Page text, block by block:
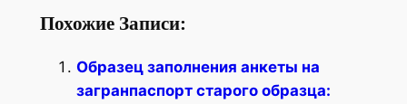
Похожие Записи:
Образец заполнения анкеты на
загранпаспорт старого образца: